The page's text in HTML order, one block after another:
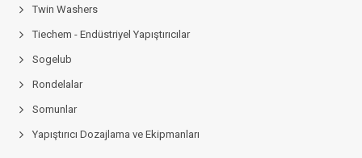
Twin Washers
Tiechem - Endüstriyel Yapıştırıcılar
Sogelub
Rondelalar
Somunlar
Yapıştırıcı Dozajlama ve Ekipmanları